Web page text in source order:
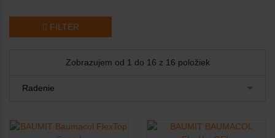
FILTER
Zobrazujem od 1 do 16 z 16 položiek